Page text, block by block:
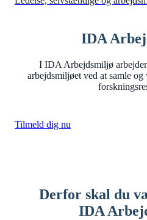
IDA
I IDA Arbejdsmiljø
arbejdsmiljøet ved at samle
Tilmeld dig nu
Derfor skal du
IDA